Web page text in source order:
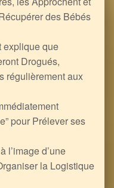
des Bébés
explique que
Drogués,
régulièrement aux
pour Prélever ses
l’image d’une
la Logistique